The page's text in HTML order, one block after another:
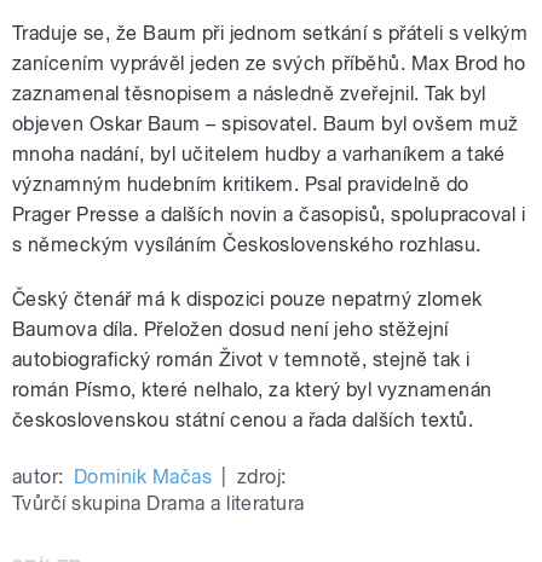
Traduje se, že Baum při jednom setkání s přáteli s velkým
zanícením vyprávěl jeden ze svých příběhů. Max Brod ho
zaznamenal těsnopisem a následně zveřejnil. Tak byl
objeven Oskar Baum – spisovatel. Baum byl ovšem muž
mnoha nadání, byl učitelem hudby a varhaníkem a také
významným hudebním kritikem. Psal pravidelně do
Prager Presse a dalších novin a časopisů, spolupracoval i
s německým vysíláním Československého rozhlasu.
Český čtenář má k dispozici pouze nepatrný zlomek
Baumova díla. Přeložen dosud není jeho stěžejní
autobiografický román Život v temnotě, stejně tak i
román Písmo, které nelhalo, za který byl vyznamenán
československou státní cenou a řada dalších textů.
autor: Dominik Mačas
zdroj:
Tvůrčí skupina Drama a literatura